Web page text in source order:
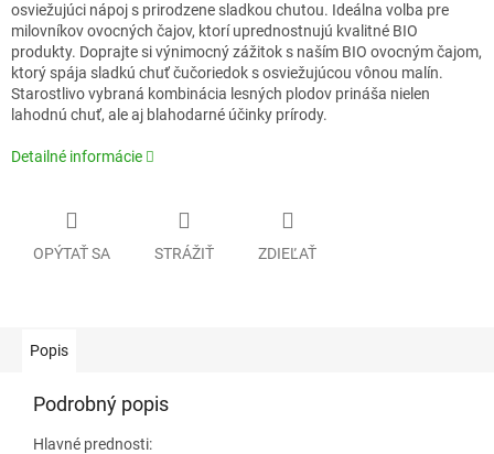
osviežujúci nápoj s prirodzene sladkou chutou. Ideálna volba pre
milovníkov ovocných čajov, ktorí uprednostnujú kvalitné BIO
produkty. Doprajte si výnimocný zážitok s naším BIO ovocným čajom,
ktorý spája sladkú chuť čučoriedok s osviežujúcou vônou malín.
Starostlivo vybraná kombinácia lesných plodov prináša nielen
lahodnú chuť, ale aj blahodarné účinky prírody.
Detailné informácie
OPÝTAŤ SA STRÁŽIŤ ZDIEĽAŤ
Popis
Podrobný popis
Hlavné prednosti: